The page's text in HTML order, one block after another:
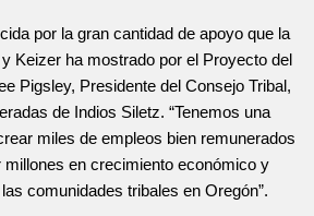
por la gran cantidad de apoyo que la
Keizer ha mostrado por el Proyecto del
Pigsley, Presidente del Consejo Tribal,
de Indios Siletz. “Tenemos una
miles de empleos bien remunerados
millones en crecimiento económico y
comunidades tribales en Oregón”.